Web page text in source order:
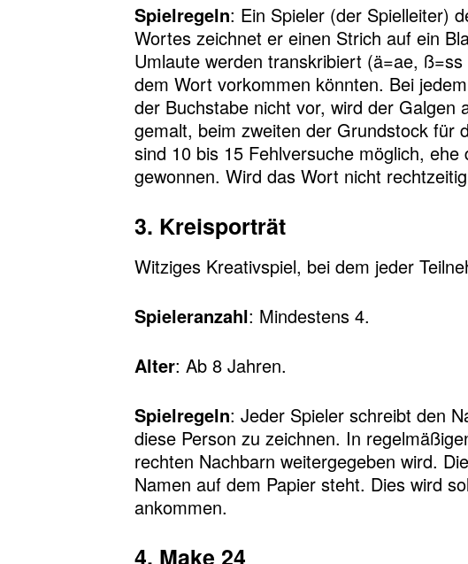
Spielregeln: Ein Spieler (der Spielleiter)
Wortes zeichnet er einen Strich auf ein
Umlaute werden transkribiert (ä=ae,
dem Wort vorkommen könnten. Bei
der Buchstabe nicht vor, wird der Galgen
gemalt, beim zweiten der Grundstock für
sind 10 bis 15 Fehlversuche möglich,
gewonnen. Wird das Wort nicht
3. Kreisporträt
Witziges Kreativspiel, bei dem jeder
Spieleranzahl: Mindestens 4.
Alter: Ab 8 Jahren.
Spielregeln: Jeder Spieler schreibt den
diese Person zu zeichnen. In
rechten Nachbarn weitergegeben wird.
Namen auf dem Papier steht. Dies wird
ankommen.
4. Make 24